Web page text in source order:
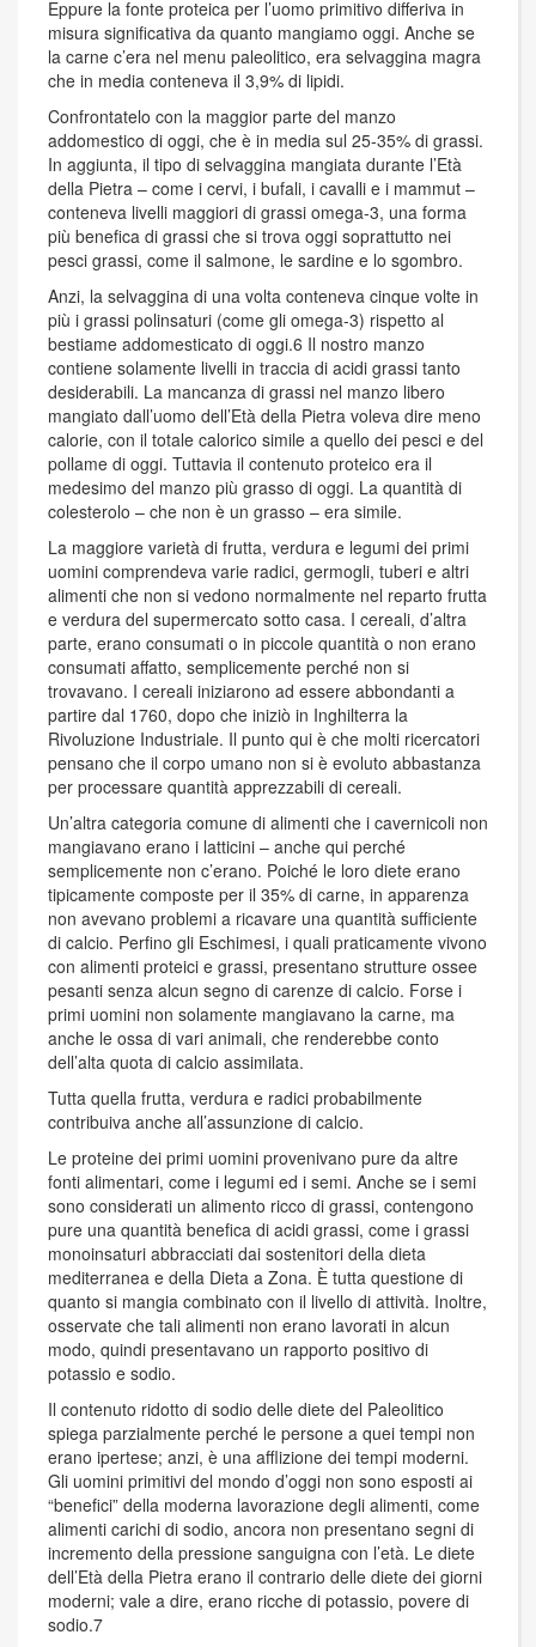
Eppure la fonte proteica per l’uomo primitivo differiva in
misura significativa da quanto mangiamo oggi. Anche se
la carne c’era nel menu paleolitico, era selvaggina magra
che in media conteneva il 3,9% di lipidi.
Confrontatelo con la maggior parte del manzo
addomestico di oggi, che è in media sul 25-35% di grassi.
In aggiunta, il tipo di selvaggina mangiata durante l’Età
della Pietra – come i cervi, i bufali, i cavalli e i mammut –
conteneva livelli maggiori di grassi omega-3, una forma
più benefica di grassi che si trova oggi soprattutto nei
pesci grassi, come il salmone, le sardine e lo sgombro.
Anzi, la selvaggina di una volta conteneva cinque volte in
più i grassi polinsaturi (come gli omega-3) rispetto al
bestiame addomesticato di oggi.6 Il nostro manzo
contiene solamente livelli in traccia di acidi grassi tanto
desiderabili. La mancanza di grassi nel manzo libero
mangiato dall’uomo dell’Età della Pietra voleva dire meno
calorie, con il totale calorico simile a quello dei pesci e del
pollame di oggi. Tuttavia il contenuto proteico era il
medesimo del manzo più grasso di oggi. La quantità di
colesterolo – che non è un grasso – era simile.
La maggiore varietà di frutta, verdura e legumi dei primi
uomini comprendeva varie radici, germogli, tuberi e altri
alimenti che non si vedono normalmente nel reparto frutta
e verdura del supermercato sotto casa. I cereali, d’altra
parte, erano consumati o in piccole quantità o non erano
consumati affatto, semplicemente perché non si
trovavano. I cereali iniziarono ad essere abbondanti a
partire dal 1760, dopo che iniziò in Inghilterra la
Rivoluzione Industriale. Il punto qui è che molti ricercatori
pensano che il corpo umano non si è evoluto abbastanza
per processare quantità apprezzabili di cereali.
Un’altra categoria comune di alimenti che i cavernicoli non
mangiavano erano i latticini – anche qui perché
semplicemente non c’erano. Poiché le loro diete erano
tipicamente composte per il 35% di carne, in apparenza
non avevano problemi a ricavare una quantità sufficiente
di calcio. Perfino gli Eschimesi, i quali praticamente vivono
con alimenti proteici e grassi, presentano strutture ossee
pesanti senza alcun segno di carenze di calcio. Forse i
primi uomini non solamente mangiavano la carne, ma
anche le ossa di vari animali, che renderebbe conto
dell’alta quota di calcio assimilata.
Tutta quella frutta, verdura e radici probabilmente
contribuiva anche all’assunzione di calcio.
Le proteine dei primi uomini provenivano pure da altre
fonti alimentari, come i legumi ed i semi. Anche se i semi
sono considerati un alimento ricco di grassi, contengono
pure una quantità benefica di acidi grassi, come i grassi
monoinsaturi abbracciati dai sostenitori della dieta
mediterranea e della Dieta a Zona. È tutta questione di
quanto si mangia combinato con il livello di attività. Inoltre,
osservate che tali alimenti non erano lavorati in alcun
modo, quindi presentavano un rapporto positivo di
potassio e sodio.
Il contenuto ridotto di sodio delle diete del Paleolitico
spiega parzialmente perché le persone a quei tempi non
erano ipertese; anzi, è una afflizione dei tempi moderni.
Gli uomini primitivi del mondo d’oggi non sono esposti ai
“benefici” della moderna lavorazione degli alimenti, come
alimenti carichi di sodio, ancora non presentano segni di
incremento della pressione sanguigna con l’età. Le diete
dell’Età della Pietra erano il contrario delle diete dei giorni
moderni; vale a dire, erano ricche di potassio, povere di
sodio.7